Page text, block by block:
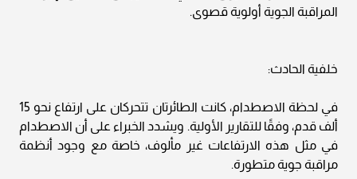
المراقبة الجوية أولوية قصوى.
خلفية الحادث:
في لحظة الاصطدام، كانت الطائرتان تتحركان على ارتفاع نحو 15
ألف قدم، وفقًا للتقارير الأولية. ويشدد الخبراء على أن الاصطدام
في مثل هذه الارتفاعات غير مألوف، خاصة مع وجود أنظمة
مراقبة جوية متطورة.